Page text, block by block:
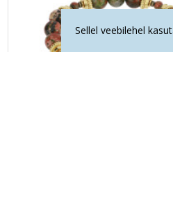
Sellel veebilehel